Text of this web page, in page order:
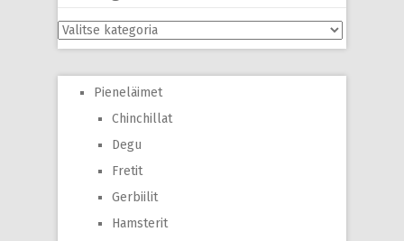
Kategoriat
Pieneläimet
Chinchillat
Degu
Fretit
Gerbiilit
Hamsterit